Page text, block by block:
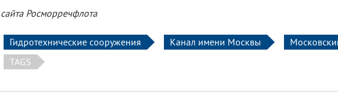
Росморречфлота
Гидротехнические сооружения Канал имени Москвы
TAGS